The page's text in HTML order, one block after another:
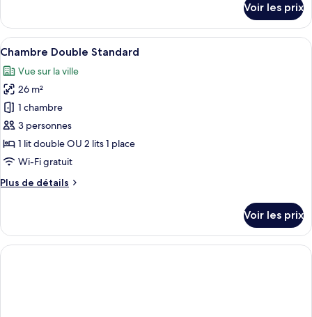
Suite,
vue
piscine
(Ambassadeur)
le
type
de
Suite,
vue
piscine
(Ambassadeur)
Voir les prix
Afficher
toutes
les
photos
pour
ce
type
de
chambre :
Chambre
Une chambre d’hôtel avec un lit, un
8
Chambre Double Standard
Vue sur la ville
26 m²
1 chambre
3 personnes
1 lit double OU 2 lits 1 place
Wi-Fi gratuit
Plus de détails
Plus
le
type
de
Voir les prix